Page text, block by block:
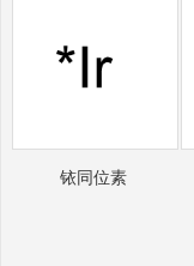
铱同位素